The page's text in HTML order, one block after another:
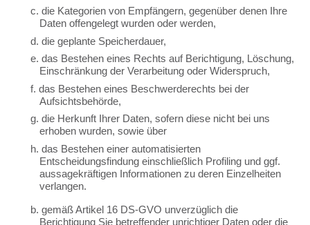
c. die Kategorien von Empfängern, gegenüber denen Ihre
Daten offengelegt wurden oder werden,
d. die geplante Speicherdauer,
e. das Bestehen eines Rechts auf Berichtigung, Löschung,
Einschränkung der Verarbeitung oder Widerspruch,
f. das Bestehen eines Beschwerderechts bei der
Aufsichtsbehörde,
g. die Herkunft Ihrer Daten, sofern diese nicht bei uns
erhoben wurden, sowie über
h. das Bestehen einer automatisierten
Entscheidungsfindung einschließlich Profiling und ggf.
aussagekräftigen Informationen zu deren Einzelheiten
verlangen.
b. gemäß Artikel 16 DS-GVO unverzüglich die
Berichtigung Sie betreffender unrichtiger Daten oder die